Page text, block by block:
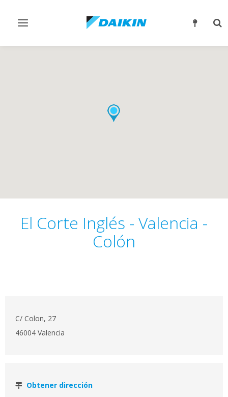
Alternar
El Corte Inglés - Valencia -
Colón
C/ Colon, 27
46004 Valencia
Obtener dirección